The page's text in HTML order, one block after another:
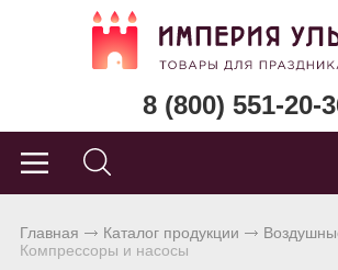
8 (800) 551-20-
Главная Каталог продукции
Компрессоры и насосы